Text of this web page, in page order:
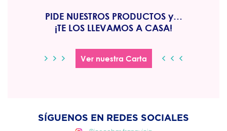
PIDE NUESTROS PRODUCTOS y…
¡TE LOS LLEVAMOS A CASA!
Ver nuestra Carta
SÍGUENOS EN REDES SOCIALES